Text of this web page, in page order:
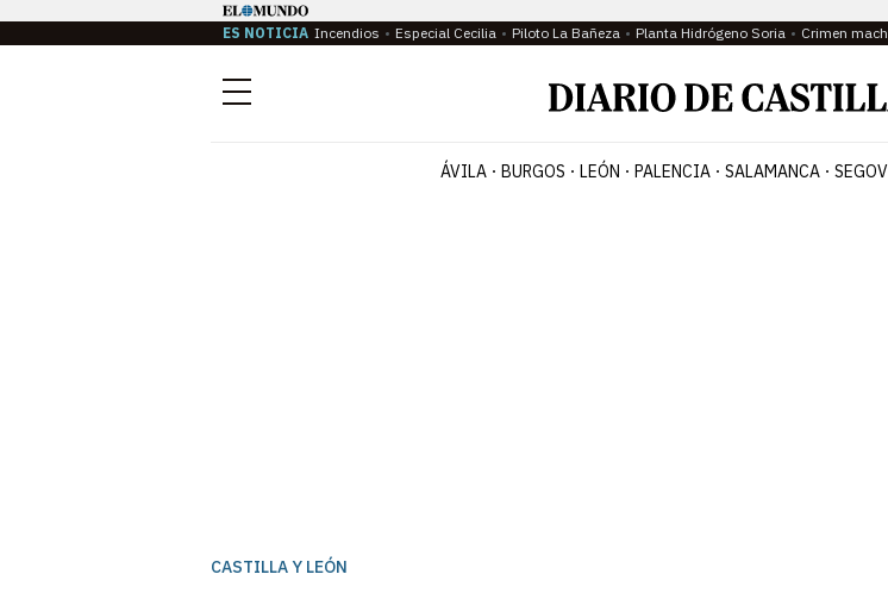
ES NOTICIA Incendios Especial Cecilia Piloto La Bañeza Planta Hidrógeno Soria Crimen
Menú
ÁVILA BURGOS LEÓN PALENCIA SALAMANCA
CASTILLA Y LEÓN